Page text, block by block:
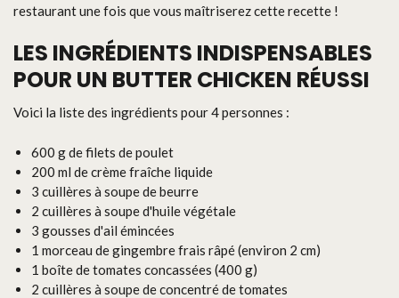
restaurant une fois que vous maîtriserez cette recette !
LES INGRÉDIENTS INDISPENSABLES
POUR UN BUTTER CHICKEN RÉUSSI
Voici la liste des ingrédients pour 4 personnes :
600 g de filets de poulet
200 ml de crème fraîche liquide
3 cuillères à soupe de beurre
2 cuillères à soupe d'huile végétale
3 gousses d'ail émincées
1 morceau de gingembre frais râpé (environ 2 cm)
1 boîte de tomates concassées (400 g)
2 cuillères à soupe de concentré de tomates